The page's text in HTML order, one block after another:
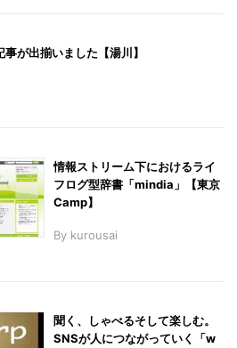
が出揃いました【湯川】
情報ストリーム下におけるライ
フログ型辞書「mindia」【東京
Camp】
By kurousai
聞く、しゃべるそして楽しむ。
SNSが人につながっていく「w